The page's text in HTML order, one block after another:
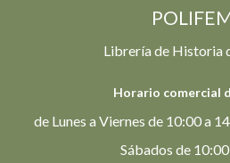
Librería de Historia
Horario comercial
de Lunes a Viernes de 10:00 a
Sábados de